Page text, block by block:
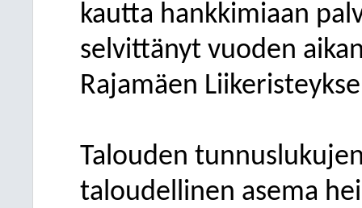
kautta hankkimiaan
selvittänyt vuoden
Rajamäen
Talouden
taloudellinen asema